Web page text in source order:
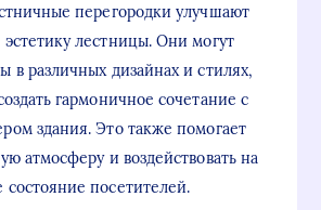
перегородки улучшают
лестницы. Они могут
в различных дизайнах и стилях,
гармоничное сочетание с
здания. Это также помогает
атмосферу и воздействовать на
посетителей.